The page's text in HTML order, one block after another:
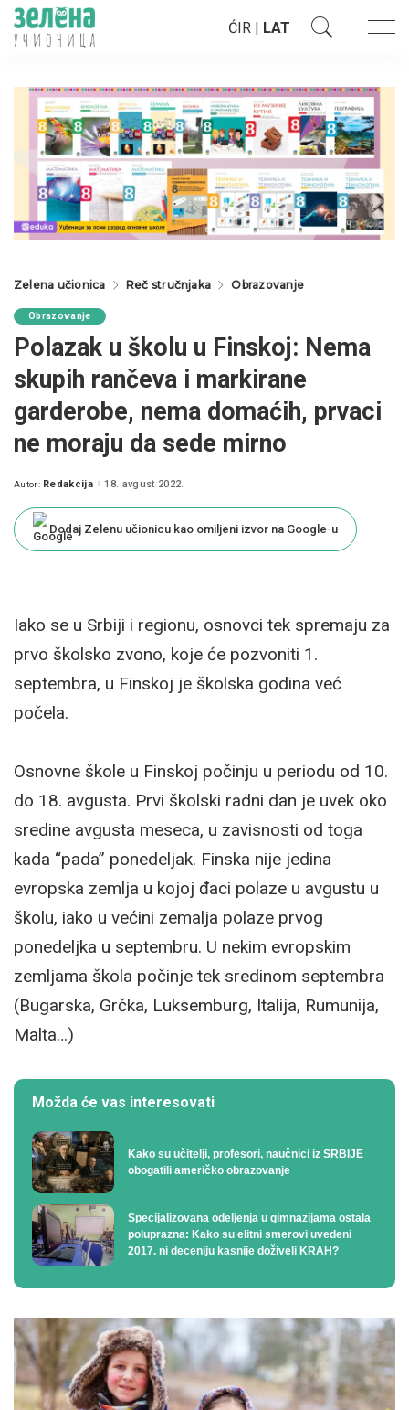
ĆIR | LAT
Zelena učionica Reč stručnjaka Obrazovanje
Obrazovanje
Polazak u školu u Finskoj: Nema
skupih rančeva i markirane
garderobe, nema domaćih, prvaci
ne moraju da sede mirno
Posted
Autor: Redakcija 18. avgust 2022.
Dodaj Zelenu učionicu kao omiljeni izvor na Google-u
Iako se u Srbiji i regionu, osnovci tek spremaju za
prvo školsko zvono, koje će pozvoniti 1.
septembra, u Finskoj je školska godina već
počela.
Osnovne škole u Finskoj počinju u periodu od 10.
do 18. avgusta. Prvi školski radni dan je uvek oko
sredine avgusta meseca, u zavisnosti od toga
kada “pada” ponedeljak. Finska nije jedina
evropska zemlja u kojoj đaci polaze u avgustu u
školu, iako u većini zemalja polaze prvog
ponedeljka u septembru. U nekim evropskim
zemljama škola počinje tek sredinom septembra
(Bugarska, Grčka, Luksemburg, Italija, Rumunija,
Malta…)
Možda će vas interesovati
Kako su učitelji, profesori, naučnici iz SRBIJE
obogatili američko obrazovanje
Specijalizovana odeljenja u gimnazijama ostala
poluprazna: Kako su elitni smerovi uvedeni
2017. ni deceniju kasnije doživeli KRAH?